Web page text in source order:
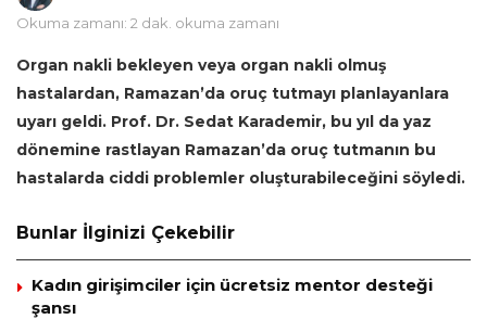
Okuma zamanı: 2 dak. okuma zamanı
Organ nakli bekleyen veya organ nakli olmuş
hastalardan, Ramazan’da oruç tutmayı planlayanlara
uyarı geldi. Prof. Dr. Sedat Karademir, bu yıl da yaz
dönemine rastlayan Ramazan’da oruç tutmanın bu
hastalarda ciddi problemler oluşturabileceğini söyledi.
Bunlar İlginizi Çekebilir
Kadın girişimciler için ücretsiz mentor desteği
şansı